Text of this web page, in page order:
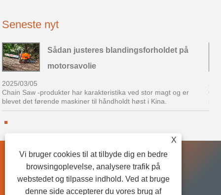
Seneste nyt
Sådan justeres blandingsforholdet på
motorsavolie
2025/03/05
Chain Saw -produkter har karakteristika ved stor magt og er
blevet det førende maskiner til håndholdt høst i Kina.
Links Sitemap RSS XML Privacy Policy
X
Vi bruger cookies til at tilbyde dig en bedre
browsingoplevelse, analysere trafik på
webstedet og tilpasse indhold. Ved at bruge
denne side accepterer du vores brug af